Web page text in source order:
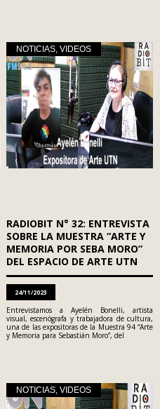
NOTICIAS VIDEOS
RADIOBIT N° 32: ENTREVISTA
SOBRE LA MUESTRA “ARTE Y
MEMORIA POR SEBA MORO”
DEL ESPACIO DE ARTE UTN
24/11/2023
Entrevistamos a Ayelén Bonelli, artista
visual, escenógrafa y trabajadora de cultura,
una de las expositoras de la Muestra 94 “Arte
y Memoria para Sebastián Moro”, del
NOTICIAS, VIDEOS